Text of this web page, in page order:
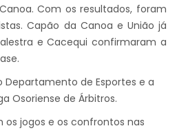
Com os resultados, foram
Capão da Canoa e União já
e Cacequi confirmaram a
Departamento de Esportes e a
Osoriense de Árbitros.
jogos e os confrontos nas